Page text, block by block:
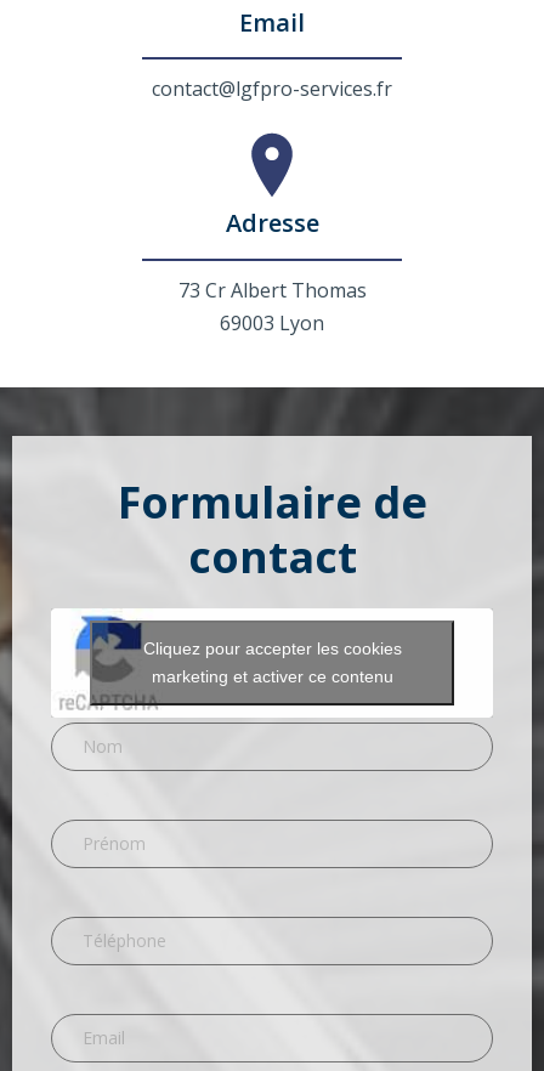
Email
contact@lgfpro-services.fr
Adresse
73 Cr Albert Thomas
69003 Lyon
Formulaire de
contact
Cliquez pour accepter les cookies
marketing et activer ce contenu